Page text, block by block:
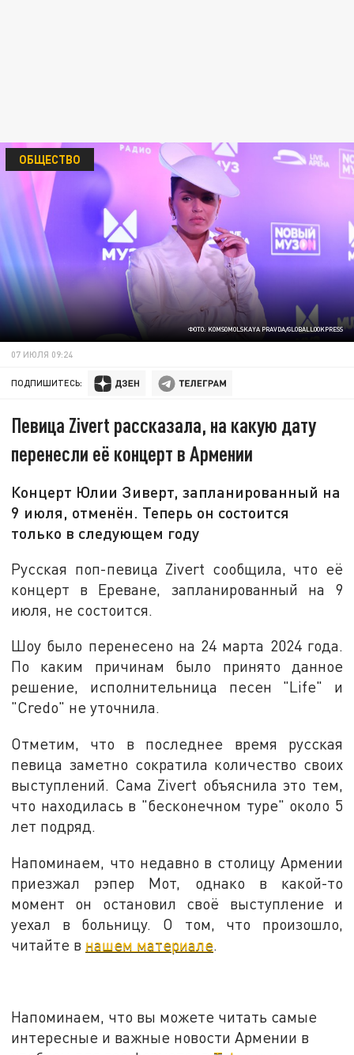
ФОТО: KOMSOMOLSKAYA PRAVDA/GLOBALLOOKPRESS
ОБЩЕСТВО
07 ИЮЛЯ 09:24
ПОДПИШИТЕСЬ:
Певица Zivert рассказала, на какую дату
перенесли её концерт в Армении
Концерт Юлии Зиверт, запланированный на
9 июля, отменён. Теперь он состоится
только в следующем году
Русская поп-певица Zivert сообщила, что её
концерт в Ереване, запланированный на 9
июля, не состоится.
Шоу было перенесено на 24 марта 2024 года.
По каким причинам было принято данное
решение, исполнительница песен "Life" и
"Credo" не уточнила.
Отметим, что в последнее время русская
певица заметно сократила количество своих
выступлений. Сама Zivert объяснила это тем,
что находилась в "бесконечном туре" около 5
лет подряд.
Напоминаем, что недавно в столицу Армении
приезжал рэпер Мот, однако в какой-то
момент он остановил своё выступление и
уехал в больницу. О том, что произошло,
читайте в нашем материале.
Напоминаем, что вы можете читать самые
интересные и важные новости Армении в